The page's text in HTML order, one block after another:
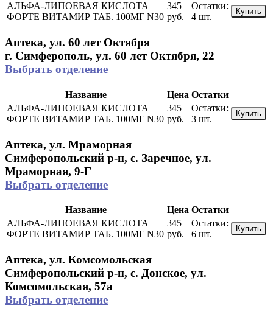
АЛЬФА-ЛИПОЕВАЯ КИСЛОТА
ФОРТЕ ВИТАМИР ТАБ. 100МГ N30
345
руб.
Остатки:
4 шт.
Купить
Аптека, ул. 60 лет Октября
г. Симферополь, ул. 60 лет Октября, 22
Выбрать отделение
Название Цена Остатки
АЛЬФА-ЛИПОЕВАЯ КИСЛОТА
ФОРТЕ ВИТАМИР ТАБ. 100МГ N30
345
руб.
Остатки:
3 шт.
Купить
Аптека, ул. Мраморная
Симферопольский р-н, с. Заречное, ул.
Мраморная, 9-Г
Выбрать отделение
Название Цена Остатки
АЛЬФА-ЛИПОЕВАЯ КИСЛОТА
ФОРТЕ ВИТАМИР ТАБ. 100МГ N30
345
руб.
Остатки:
6 шт.
Купить
Аптека, ул. Комсомольская
Симферопольский р-н, с. Донское, ул.
Комсомольская, 57а
Выбрать отделение